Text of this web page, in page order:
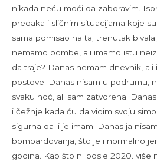
nikada neću moći da zaboravim.
predaka i sličnim situacijama koje
sama pomisao na taj trenutak
nemamo bombe, ali imamo istu
da traje? Danas nemam dnevnik, ali
postove. Danas nisam u podrumu,
svaku noć, ali sam zatvorena.
i čežnje kada ću da vidim svoju
sigurna da li je imam. Danas ja
bombardovanja, što je i normalno
godina. Kao što ni posle 2020. više